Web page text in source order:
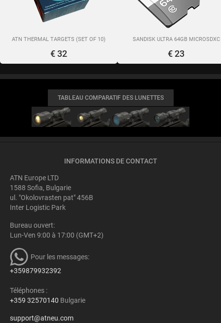
ATN THERMAL TARGETS (SET OF 10)
€ 32
SANDISK ULTRA 64GB MICROSDXC
€ 23
TABLEAU COMPARATIF DES LUNETTES
INFORMATIONS DE CONTACT
ATN Europe LTD
1588 Sofia, Bulgarie
ul. "Okolovrasten pat" 456B
Inter Logistic Park
Bureau ouvert:
Lun-Ven 9:00 à 17:00 (GMT+2)
Pour les messages:
+359879932392
Téléphones :
+359 32570140 Bulgarie
support@atneu.com